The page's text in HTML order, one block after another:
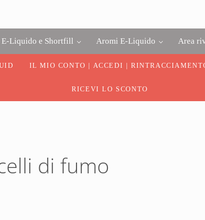
E-Liquido e Shortfill Aromi E-Liquido Area
IL MIO CONTO | ACCEDI |
RICEVI LO SCONTO
di fumo